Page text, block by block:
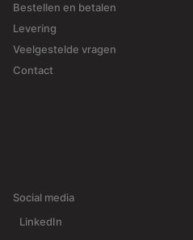
Bestellen en betalen
Levering
Veelgestelde vragen
Contact
Social media
LinkedIn